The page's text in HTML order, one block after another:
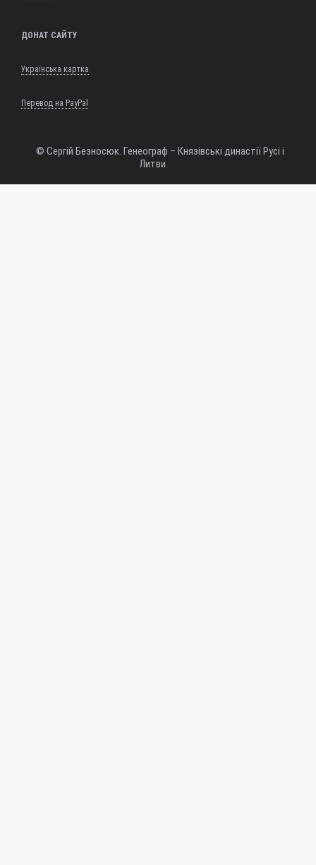
ДОНАТ САЙТУ
Українська картка
Перевод на PayPal
© Сергій Безносюк. Генеограф – Князівські династії Русі і
Литви.